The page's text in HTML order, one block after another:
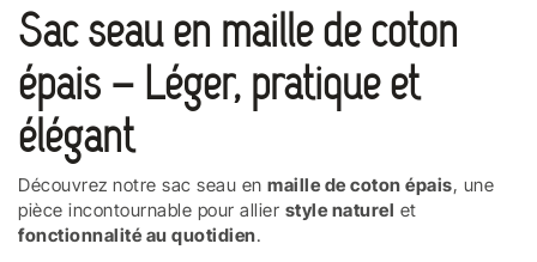
Sac seau en maille de coton
épais – Léger, pratique et
élégant
Découvrez notre sac seau en maille de coton épais, une
pièce incontournable pour allier style naturel et
fonctionnalité au quotidien.